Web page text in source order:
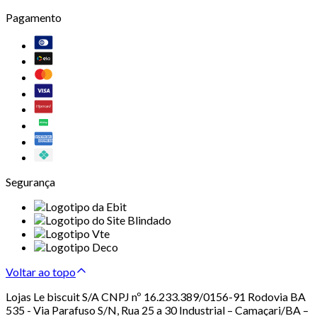
Pagamento
Segurança
Voltar ao topo
Lojas Le biscuit S/A CNPJ nº 16.233.389/0156-91 Rodovia BA
535 - Via Parafuso S/N, Rua 25 a 30 Industrial – Camaçari/BA –